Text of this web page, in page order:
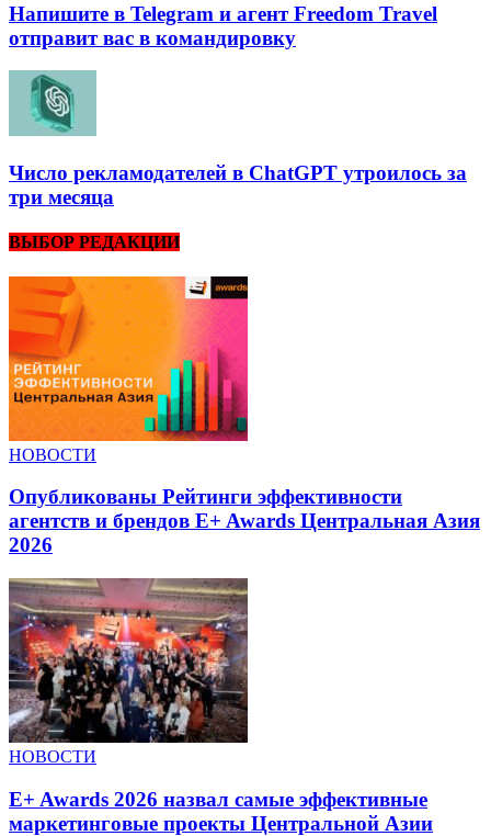
Напишите в Telegram и агент Freedom Travel
отправит вас в командировку
Число рекламодателей в ChatGPT утроилось за
три месяца
ВЫБОР РЕДАКЦИИ
НОВОСТИ
Опубликованы Рейтинги эффективности
агентств и брендов E+ Awards Центральная Азия
2026
НОВОСТИ
E+ Awards 2026 назвал самые эффективные
маркетинговые проекты Центральной Азии